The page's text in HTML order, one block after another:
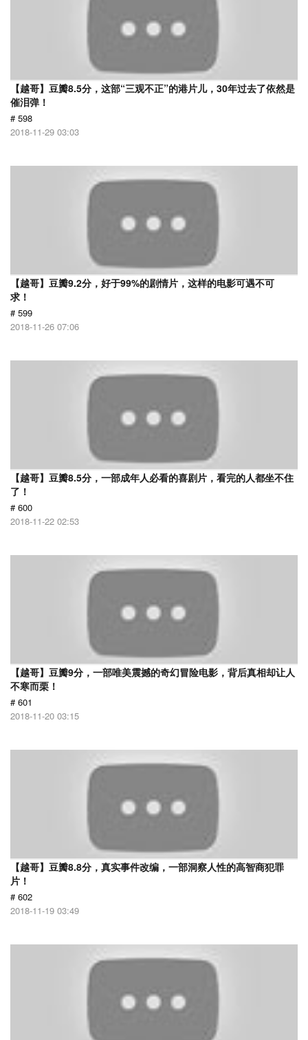
【越哥】豆瓣8.5分，这部“三观不正”的港片儿，30年过去了依然是
催泪弹！
# 598
2018-11-29 03:03
【越哥】豆瓣9.2分，好于99%的剧情片，这样的电影可遇不可
求！
# 599
2018-11-26 07:06
【越哥】豆瓣8.5分，一部成年人必看的喜剧片，看完的人都坐不住
了！
# 600
2018-11-22 02:53
【越哥】豆瓣9分，一部唯美震撼的奇幻冒险电影，背后真相却让人
不寒而栗！
# 601
2018-11-20 03:15
【越哥】豆瓣8.8分，真实事件改编，一部洞察人性的高智商犯罪
片！
# 602
2018-11-19 03:49